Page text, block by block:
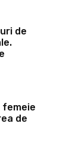
de
femeie
de